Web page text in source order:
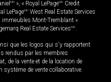
MD », « Royal LePageMD Credit
LePageMD West Real Estate Services
immeubles Mont-Tremblant »
Real Estate ServicesMD.
que les logos qui s'y rapportent
rendus par les membres
de la vente et de la location de
de vente collaborative.